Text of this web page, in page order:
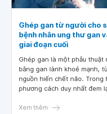
Ghép gan từ người cho
bệnh nhân ung thư gan
giai đoạn cuối
Ghép gan là một phẫu
bằng gan lành khoẻ mạnh,
nguồn hiến chết não. Trong
phương cách duy nhất đem
bệnh gan.
Xem thêm